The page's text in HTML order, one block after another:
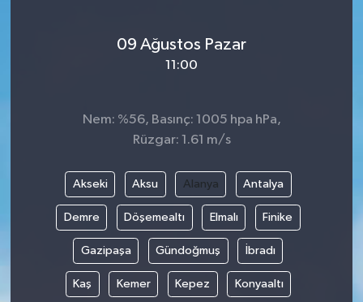
09 Ağustos Pazar
11:00
Nem: %56, Basınç: 1005 hpa hPa,
Rüzgar: 1.61 m/s
Akseki Aksu Alanya Antalya
Demre Döşemealtı Elmalı Finike
Gazipaşa Gündoğmuş İbradı
Kaş Kemer Kepez Konyaaltı